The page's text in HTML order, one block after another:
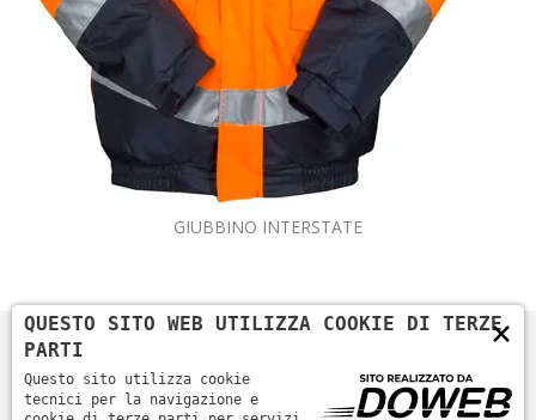
GIUBBINO INTERSTATE
×
QUESTO SITO WEB UTILIZZA COOKIE DI TERZE
PARTI
Questo sito utilizza cookie
tecnici per la navigazione e